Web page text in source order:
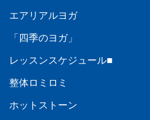
エアリアルヨガ
「四季のヨガ」
レッスンスケジュール■
整体ロミロミ
ホットストーン